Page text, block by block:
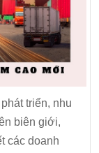
triển, nhu
biên giới,
các doanh